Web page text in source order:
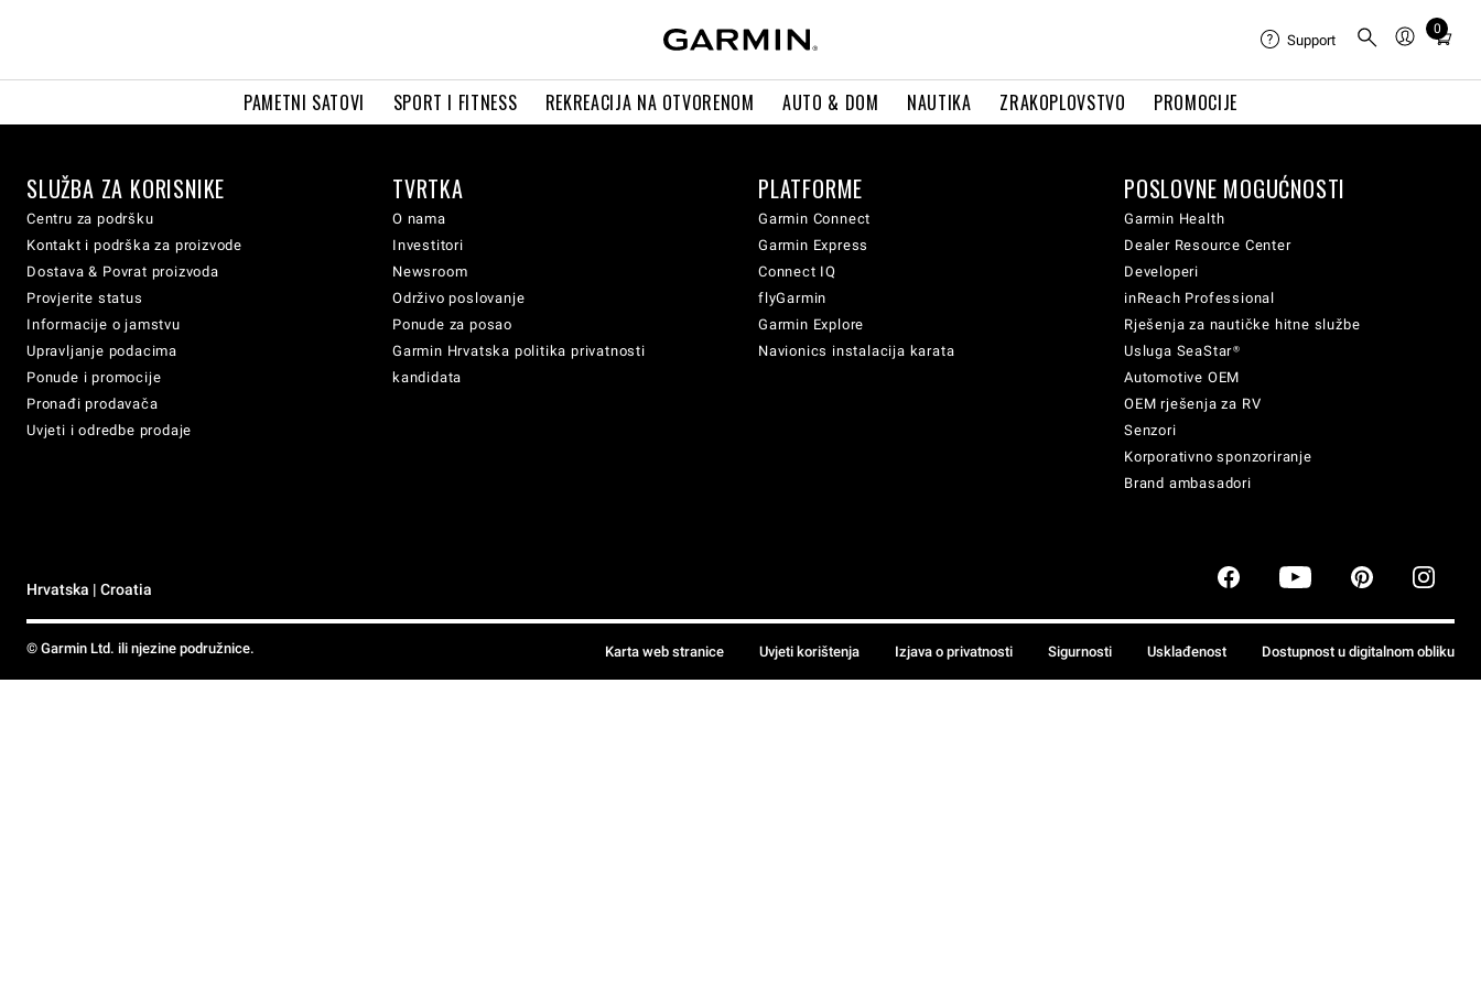
PAMETNI SATOVI SPORT I FITNESS REKREACIJA NA OTVORENOM AUTO & DOM NAUTIKA ZRAKOPLOVSTVO PROMOCIJE
Support
0
Total
cart:
SLUŽBA ZA KORISNIKE
Centru za podršku
Kontakt i podrška za proizvode
Dostava & Povrat proizvoda
Provjerite status
Informacije o jamstvu
Upravljanje podacima
Ponude i promocije
Pronađi prodavača
Uvjeti i odredbe prodaje
TVRTKA
O nama
Investitori
Newsroom
Održivo poslovanje
Ponude za posao
Garmin Hrvatska politika privatnosti
kandidata
PLATFORME
Garmin Connect
Garmin Express
Connect IQ
flyGarmin
Garmin Explore
Navionics instalacija karata
POSLOVNE MOGUĆNOSTI
Garmin Health
Dealer Resource Center
Developeri
inReach Professional
Rješenja za nautičke hitne službe
Usluga SeaStar®
Automotive OEM
OEM rješenja za RV
Senzori
Korporativno sponzoriranje
Brand ambasadori
Hrvatska | Croatia
© Garmin Ltd. ili njezine podružnice. Karta web stranice Uvjeti korištenja Izjava o privatnosti Sigurnosti Usklađenost Dostupnost u digitalnom obliku